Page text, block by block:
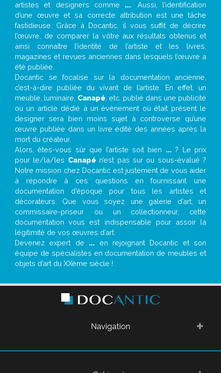
artistes et designers comme ... . Aussi, l’identification
d’une œuvre et sa correcte attribution est une tâche
fastidieuse. Grâce à Docantic, il vous suffit de décrire
l’œuvre, de comparer la vôtre aux résultats obtenus et
ainsi connaître l’identité de l’artiste et les livres,
magazines et revues anciennes dans lesquels l’œuvre a
été publiée.
Docantic se focalise sur la documentation ancienne,
c’est-à-dire publiée du vivant de l’artiste. En effet, un
meuble, luminaire, Canapé , etc. publié dans une publicité
ou un article dédié à un évènement où était présent le
designer sera bien moins sujet à controverse qu’une
œuvre publiée dans un livre édité des années après la
mort du créateur.
Alors, êtes-vous sûr que l’artiste soit bien ...? Le prix
pour le/la/les Canapé n’est pas sur ou sous-évalué ?
Notre mission chez Docantic est justement de vous aider
à répondre à ces questions en fournissant une
documentation d’époque pour tous les artistes et
décorateurs. Que vous soyez une galerie d’art, un
commissaire-priseur ou un collectionneur, cette
documentation vous est indispensable pour assoir la
légitimité de vos œuvres d’art.
Devenez expert de ... en rejoignant Docantic et son
équipe de spécialistes en documentation de meubles et
objets d’art du XXème siècle !
Navigation